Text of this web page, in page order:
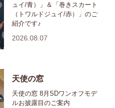
ュイ/青）」＆「巻きスカート
（トワルドジュイ/赤）」のご
紹介です♪
2026.08.07
天使の窓
天使の窓 8月SDワンオフモデ
ルお披露目のご案内